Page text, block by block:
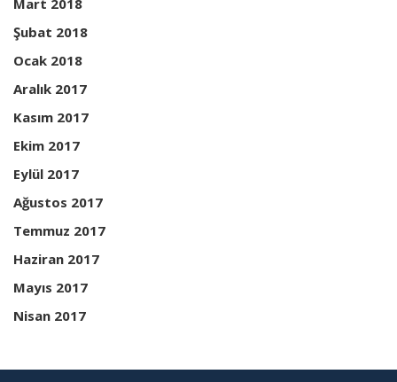
Şubat 2018
Ocak 2018
Aralık 2017
Kasım 2017
Ekim 2017
Eylül 2017
Ağustos 2017
Temmuz 2017
Haziran 2017
Mayıs 2017
Nisan 2017